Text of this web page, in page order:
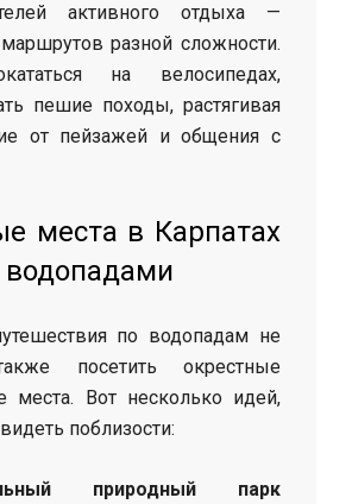
активного отдыха —
разной сложности.
на велосипедах,
пешие походы, растягивая
от пейзажей и общения с
места в Карпатах
по водопадам не
посетить окрестные
места. Вот несколько идей,
поблизости:
природный парк